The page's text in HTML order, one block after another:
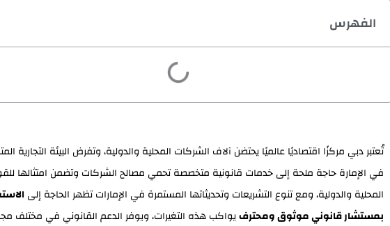
الفهرس
تُعتبر دبي مركزًا اقتصاديًا عالميًا يحتضن آلاف الشركات المحلية والدولية، وتفرض البيئة التجارية
في الإمارة حاجة ملحة إلى خدمات قانونية متخصصة تحمي مصالح الشركات وتضمن امتثالها
المحلية والدولية، ومع تنوع التشريعات وتحديثاتها المستمرة في الإمارات تظهر الحاجة إلى
بمستشار قانوني موثوق ومحترفيواكب هذه التغيرات، ويوفر الدعم القانوني في مختلف